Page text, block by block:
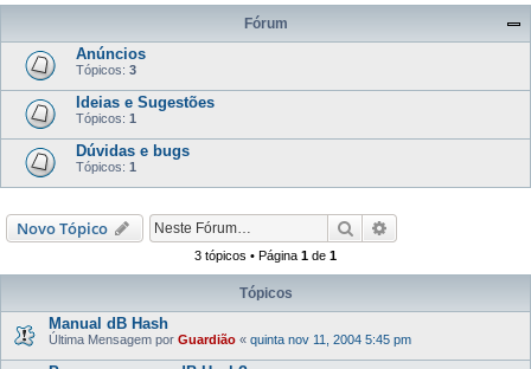
q
s
Fórum
Anúncios
Tópicos: 3
Ideias e Sugestões
Tópicos: 1
Dúvidas e bugs
Tópicos: 1
Novo Tópico Pesquisar
3 tópicos • Página 1 de 1
Tópicos
Manual dB Hash
Última Mensagem por Guardião « quinta nov 11, 2004 5:45 pm